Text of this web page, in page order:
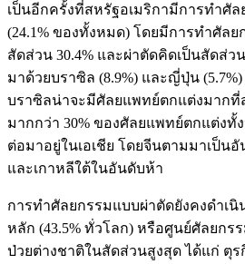
เป็นอีกครั้งที่สหรัฐอเมริกามีการทำศั
(24.1% ของทั้งหมด) โดยมีการทำศัล
สัดส่วน 30.4% และผ่าตัดคิดเป็นสัดส่ว
มาด้วยบราซิล (8.9%) และญี่ปุ่น
บราซิลน่าจะมีศัลยแพทย์ตกแต่งมากที่
มากกว่า 30% ของศัลยแพทย์ตกแต่ง
ต่อมาอยู่ในเอเชีย โดยจีนตามมาเป็
และเกาหลีใต้ในอันดับห้า
การทำศัลยกรรมแบบผ่าตัดยังคงดำเนิ
หลัก (43.5% ทั่วโลก) หรือศูนย์ศัลยกร
ป่วยต่างชาติในสัดส่วนสูงสุด ได้แก่ ตุร